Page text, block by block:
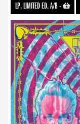
LP, LIMITED ED. A/B-